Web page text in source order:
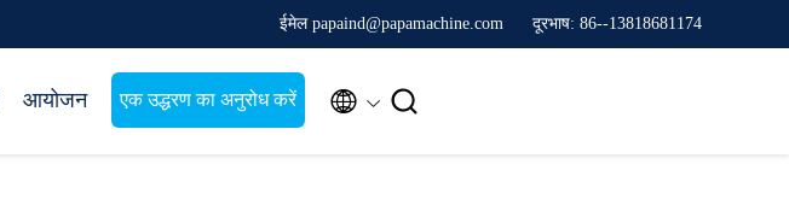
ईमेल papaind@papamachine.com दूरभाष: 86--13818681174
आयोजन एक उद्धरण का अनुरोध करें  